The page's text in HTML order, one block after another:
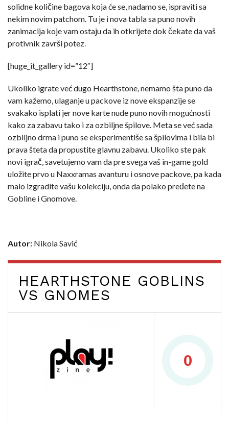
solidne količine bagova koja će se, nadamo se, ispraviti sa
nekim novim patchom. Tu je i nova tabla sa puno novih
zanimacija koje vam ostaju da ih otkrijete dok čekate da vaš
protivnik završi potez.
[huge_it_gallery id=”12″]
Ukoliko igrate već dugo Hearthstone, nemamo šta puno da
vam kažemo, ulaganje u packove iz nove ekspanzije se
svakako isplati jer nove karte nude puno novih mogućnosti
kako za zabavu tako i za ozbiljne špilove. Meta se već sada
ozbiljno drma i puno se eksperimentiše sa špilovima i bila bi
prava šteta da propustite glavnu zabavu. Ukoliko ste pak
novi igrač, savetujemo vam da pre svega vaš in-game gold
uložite prvo u Naxxramas avanturu i osnove packove, pa kada
malo izgradite vašu kolekciju, onda da polako pređete na
Gobline i Gnomove.
Autor: Nikola Savić
HEARTHSTONE GOBLINS
VS GNOMES
0